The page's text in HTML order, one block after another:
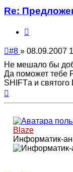
Re:
Непрочитанное
#8 » 08.09.2007
Не мешало бы
Да поможет тебе
SHIFTа и святого
Blaze
Информатик-